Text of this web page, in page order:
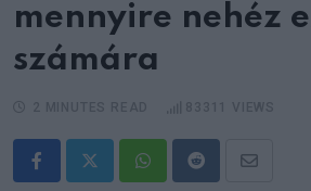
mennyire nehéz
számára
WhatsappRedditShare